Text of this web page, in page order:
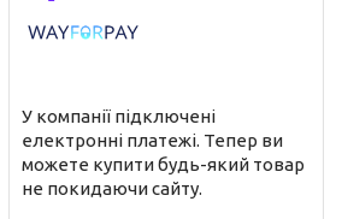
У компанії підключені
електронні платежі. Тепер ви
можете купити будь-який товар
не покидаючи сайту.